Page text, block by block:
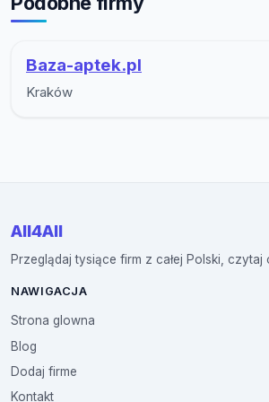
Baza-aptek.pl
Kraków
All4All
Przeglądaj tysiące firm z całej Polski,
NAWIGACJA
Strona glowna
Blog
Dodaj firme
Kontakt